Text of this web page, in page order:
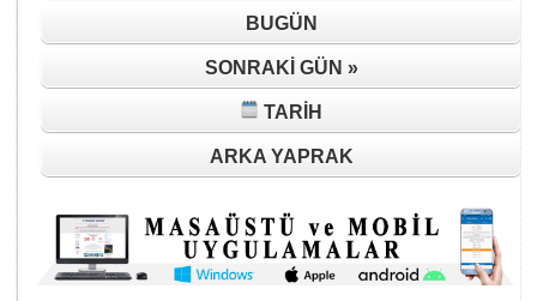
BUGÜN
SONRAKI GÜN »
TARIH
ARKA YAPRAK